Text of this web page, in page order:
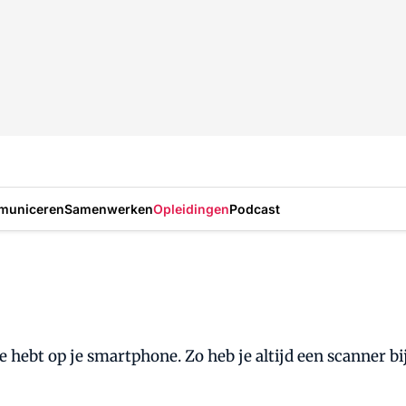
SamenwerkenOpleidingenPodcast
hebt op je smartphone. Zo heb je altijd een scanner